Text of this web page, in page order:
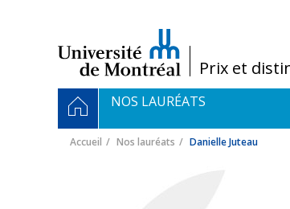
/Prix et
Navigation
principale
ACCUEIL
NOS LAURÉATS
Accueil Nos lauréats Danielle Juteau